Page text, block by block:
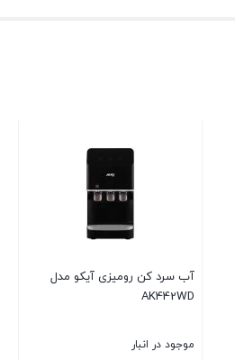
آیکو مدل
آبسرد کن ایستاده